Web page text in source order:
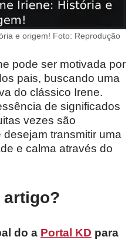
e origem! Foto: Reprodução
pode ser motivada por
pais, buscando uma
do clássico Irene.
de significados
vezes são
transmitir uma
e calma através do
artigo?
do a Portal KD para